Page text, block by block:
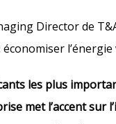
Director de
les plus
met l’accent